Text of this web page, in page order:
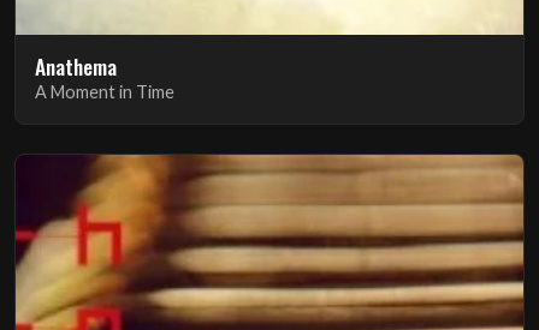
Anathema
A Moment in Time